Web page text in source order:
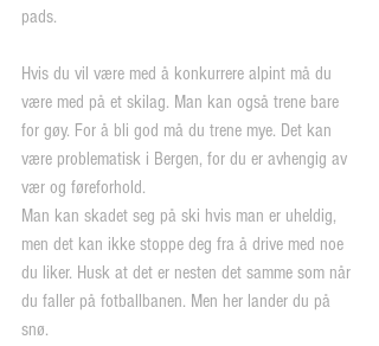
pads.
Hvis du vil være med å konkurrere alpint må du
være med på et skilag. Man kan også trene bare
for gøy. For å bli god må du trene mye. Det kan
være problematisk i Bergen, for du er avhengig av
vær og føreforhold.
Man kan skadet seg på ski hvis man er uheldig,
men det kan ikke stoppe deg fra å drive med noe
du liker. Husk at det er nesten det samme som når
du faller på fotballbanen. Men her lander du på
snø.